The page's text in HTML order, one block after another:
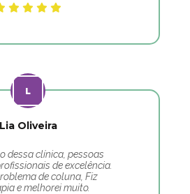
Lia Oliveira
dessa clínica, pessoas
de excelência.
de coluna, Fiz
e melhorei muito.